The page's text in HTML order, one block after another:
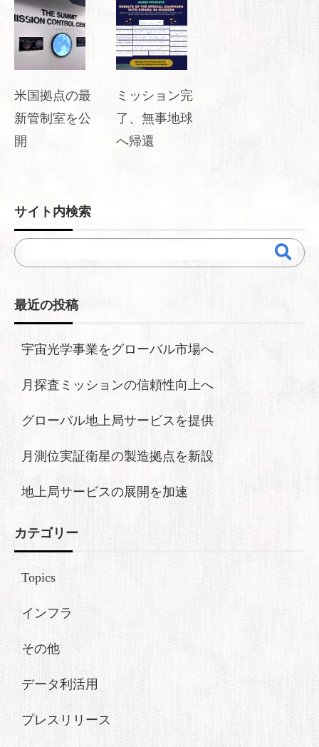
米国拠点の最
新管制室を公
開
ミッション完
了、無事地球
へ帰還
サイト内検索
最近の投稿
宇宙光学事業をグローバル市場へ
月探査ミッションの信頼性向上へ
グローバル地上局サービスを提供
月測位実証衛星の製造拠点を新設
地上局サービスの展開を加速
カテゴリー
Topics
インフラ
その他
データ利活用
プレスリリース